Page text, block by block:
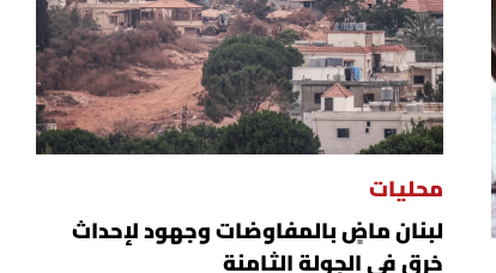
محليات
لبنان ماضٍ بالمفاوضات وجهود لإحداث
خرق في الجولة الثامنة